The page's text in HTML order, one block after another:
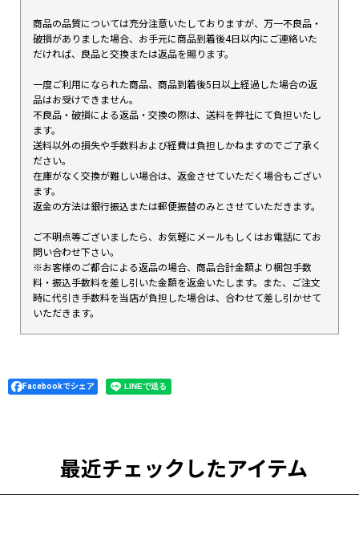
商品の品質については充分注意いたしておりますが、万一不良品・
破損がありました場合、お手元に商品到着後4日以内にご連絡いた
だければ、良品と交換または返品を賜ります。
一度ご利用になられた商品、商品到着後5日以上経過した場合の返
品はお受けできません。
不良品・破損による返品・交換の際は、送料を弊社にて負担いたし
ます。
送料以外の損失や手数料および経費は負担しかねますのでご了承く
ださい。
在庫がなく交換が難しい場合は、返金させていただく場合もござい
ます。
返金の方法は銀行振込または郵便振替のみとさせていただきます。
ご不明点等ございましたら、お気軽にメールもしくはお電話にてお
問い合わせ下さい。
※お客様のご都合による返品の場合、商品合計金額より梱包手数
料・振込手数料を差し引いた金額を返金いたします。また、ご注文
時に代引き手数料を当店が負担した場合は、合わせて差し引かせて
いただきます。
Facebookでシェア
最近チェックしたアイテム